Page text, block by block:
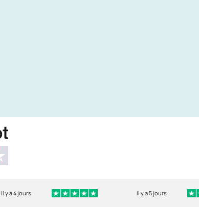
il y a 4 jours il y a 5 jours